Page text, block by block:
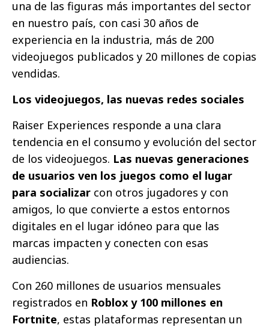
una de las figuras más importantes del sector
en nuestro país, con casi 30 años de
experiencia en la industria, más de 200
videojuegos publicados y 20 millones de copias
vendidas.
Los videojuegos, las nuevas redes sociales
Raiser Experiences responde a una clara
tendencia en el consumo y evolución del sector
de los videojuegos. Las nuevas generaciones
de usuarios ven los juegos como el lugar
para socializar con otros jugadores y con
amigos, lo que convierte a estos entornos
digitales en el lugar idóneo para que las
marcas impacten y conecten con esas
audiencias.
Con 260 millones de usuarios mensuales
registrados en Roblox y 100 millones en
Fortnite, estas plataformas representan un